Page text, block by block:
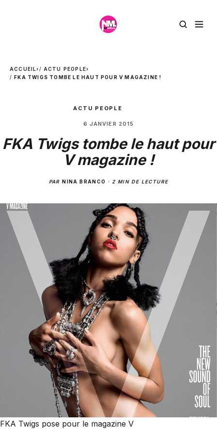
ACCUEIL› ACTU PEOPLE›
FKA TWIGS TOMBE LE HAUT POUR V MAGAZINE !
ACTU PEOPLE
6 JANVIER 2015
FKA Twigs tombe le haut pour
V magazine !
PARNINA BRANCO · 2 MIN DE LECTURE
FKA Twigs pose pour le magazine V